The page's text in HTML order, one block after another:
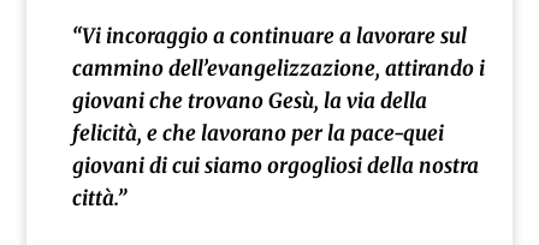
“Vi incoraggio a continuare a lavorare sul
cammino dell’evangelizzazione, attirando i
giovani che trovano Gesù, la via della
felicità, e che lavorano per la pace-quei
giovani di cui siamo orgogliosi della nostra
città.”